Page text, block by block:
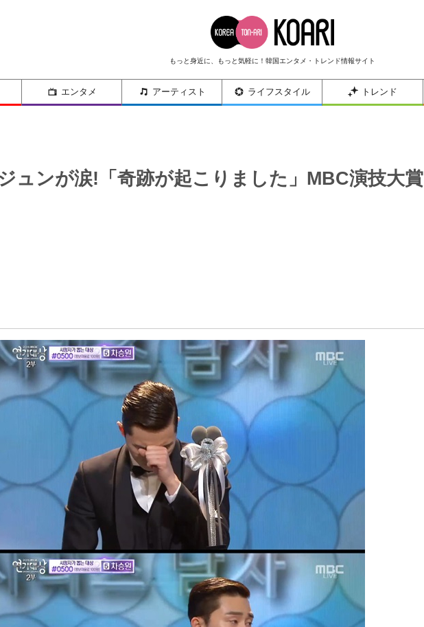
もっと身近に、もっと気軽に！韓国エンタメ・トレンド情報サイト
エンタメ アーティスト ライフスタイル トレンド
ュンが涙!「奇跡が起こりました」MBC演技大賞